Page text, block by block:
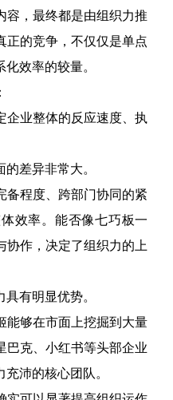
容，最终都是由组织力推
正的竞争，不仅仅是单点
效率的较量。
企业整体的反应速度、执
差异非常大。
备程度、跨部门协同的紧
效率。能否像七巧板一
协作，决定了组织力的上
有明显优势。
能够在市面上挖掘到大量
巴克、小红书等头部企业
沛的核心团队。